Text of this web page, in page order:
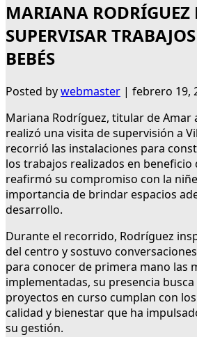
MARIANA RODRÍGUEZ
SUPERVISAR
BEBÉS
Posted bywebmaster | febrero 19,
Mariana Rodríguez, titular de Amar
realizó una visita de supervisión a
recorrió las instalaciones para
los trabajos realizados en beneficio
reafirmó su compromiso con la
importancia de brindar espacios
desarrollo.
Durante el recorrido, Rodríguez
del centro y sostuvo
para conocer de primera mano las
implementadas, su presencia
proyectos en curso cumplan con
calidad y bienestar que ha
su gestión.